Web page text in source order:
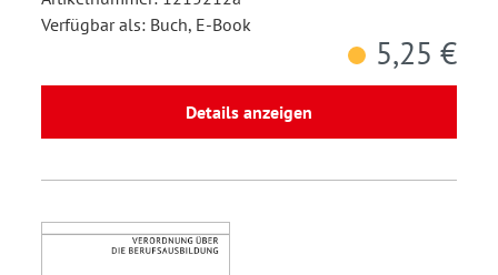
Verfügbar als: Buch, E-Book
5,25 €
Details anzeigen